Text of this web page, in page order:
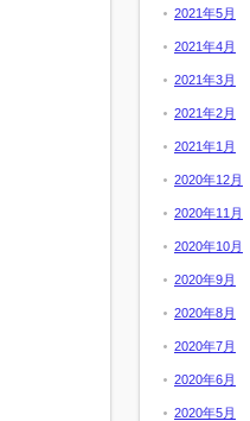
2021年5月
2021年4月
2021年3月
2021年2月
2021年1月
2020年12月
2020年11月
2020年10月
2020年9月
2020年8月
2020年7月
2020年6月
2020年5月